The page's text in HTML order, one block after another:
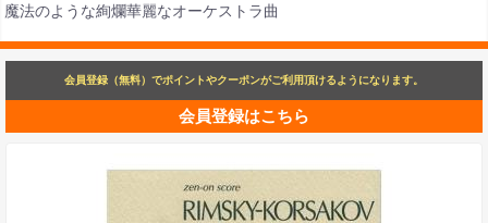
魔法のような絢爛華麗なオーケストラ曲
会員登録（無料）でポイントやクーポンがご利用頂けるようになります。
会員登録はこちら